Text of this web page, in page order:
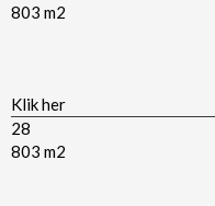
803 m2​
Klik her​
28
803 m2​